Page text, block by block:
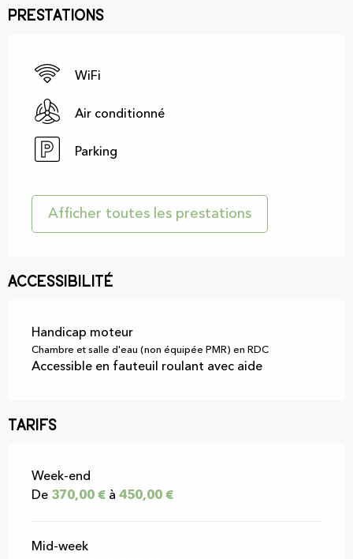
Prestations
WiFi
Air conditionné
Parking
Afficher toutes les prestations
Accessibilité
Handicap moteur
Chambre et salle d'eau (non équipée PMR) en RDC
Accessible en fauteuil roulant avec aide
Tarifs
Tarifs 2026
Week-end
De 370,00 € à 450,00 €
Mid-week